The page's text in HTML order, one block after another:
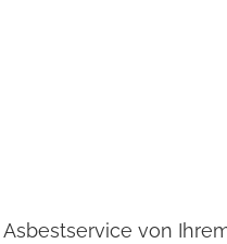
Asbestservice von